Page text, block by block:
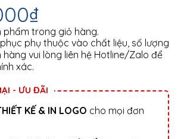
phẩm trong giỏ hàng.
₫
phụ thuộc vào chất liệu, số lượng
hàng vui lòng liên hệ Hotline/Zalo để
xác.
- ƯU ĐÃI
KẾ & IN LOGO cho mọi đơn